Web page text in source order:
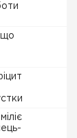
що